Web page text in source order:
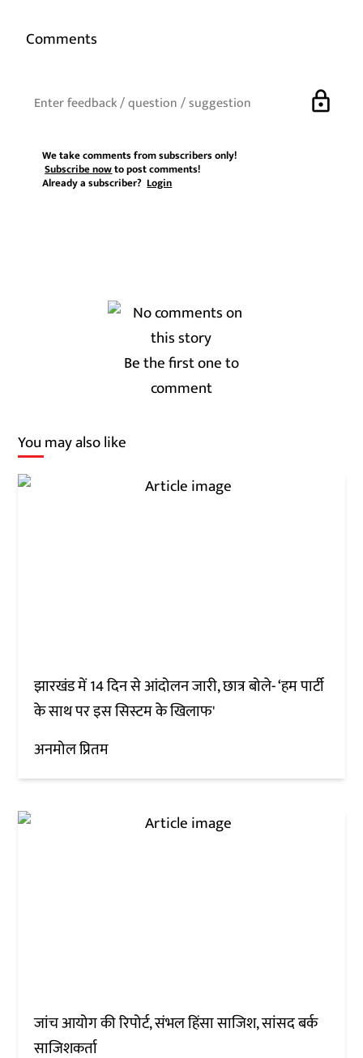
Comments
lock
We take comments from subscribers only!
Subscribe nowto post comments!
Already a subscriber?Login
Be the first one to
comment
You may also like
झारखंड में 14 दिन से आंदोलन जारी, छात्र बोले- ‘हम पार्टी
के साथ पर इस सिस्टम के खिलाफ'
अनमोल प्रितम
जांच आयोग की रिपोर्ट, संभल हिंसा साजिश, सांसद बर्क
साजिशकर्ता